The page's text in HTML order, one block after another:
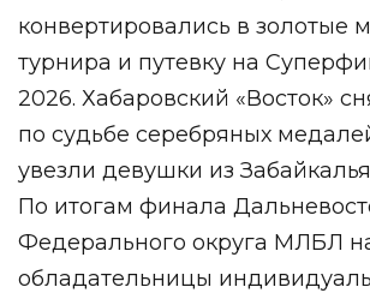
конвертировались в золотые
турнира и путевку на
2026. Хабаровский «Восток»
по судьбе серебряных
увезли девушки из
По итогам финала
Федерального округа МЛБЛ
обладательницы